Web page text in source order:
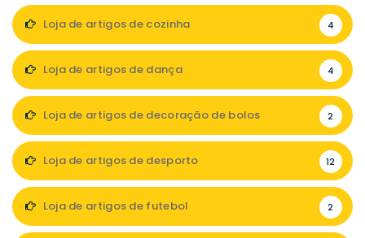
Loja de artigos de cozinha 4
Loja de artigos de dança 4
Loja de artigos de decoração de bolos 2
Loja de artigos de desporto 12
Loja de artigos de futebol 2